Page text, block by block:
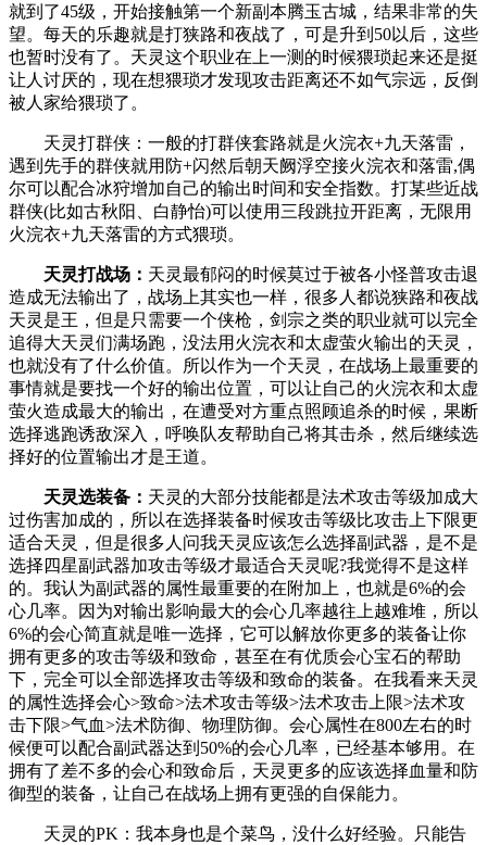
就到了45级，开始接触第一个新副本腾玉古城，结果非常的失
望。每天的乐趣就是打狭路和夜战了，可是升到50以后，这些
也暂时没有了。天灵这个职业在上一测的时候猥琐起来还是挺
让人讨厌的，现在想猥琐才发现攻击距离还不如气宗远，反倒
被人家给猥琐了。
天灵打群侠：一般的打群侠套路就是火浣衣+九天落雷，
遇到先手的群侠就用防+闪然后朝天阙浮空接火浣衣和落雷,偶
尔可以配合冰狩增加自己的输出时间和安全指数。打某些近战
群侠(比如古秋阳、白静怡)可以使用三段跳拉开距离，无限用
火浣衣+九天落雷的方式猥琐。
天灵打战场： 天灵最郁闷的时候莫过于被各小怪普攻击退
造成无法输出了，战场上其实也一样，很多人都说狭路和夜战
天灵是王，但是只需要一个侠枪，剑宗之类的职业就可以完全
追得大天灵们满场跑，没法用火浣衣和太虚萤火输出的天灵，
也就没有了什么价值。所以作为一个天灵，在战场上最重要的
事情就是要找一个好的输出位置，可以让自己的火浣衣和太虚
萤火造成最大的输出，在遭受对方重点照顾追杀的时候，果断
选择逃跑诱敌深入，呼唤队友帮助自己将其击杀，然后继续选
择好的位置输出才是王道。
天灵选装备： 天灵的大部分技能都是法术攻击等级加成大
过伤害加成的，所以在选择装备时候攻击等级比攻击上下限更
适合天灵，但是很多人问我天灵应该怎么选择副武器，是不是
选择四星副武器加攻击等级才最适合天灵呢?我觉得不是这样
的。我认为副武器的属性最重要的在附加上，也就是6%的会
心几率。因为对输出影响最大的会心几率越往上越难堆，所以
6%的会心简直就是唯一选择，它可以解放你更多的装备让你
拥有更多的攻击等级和致命，甚至在有优质会心宝石的帮助
下，完全可以全部选择攻击等级和致命的装备。在我看来天灵
的属性选择会心>致命>法术攻击等级>法术攻击上限>法术攻
击下限>气血>法术防御、物理防御。会心属性在800左右的时
候便可以配合副武器达到50%的会心几率，已经基本够用。在
拥有了差不多的会心和致命后，天灵更多的应该选择血量和防
御型的装备，让自己在战场上拥有更强的自保能力。
天灵的PK：我本身也是个菜鸟，没什么好经验。只能告